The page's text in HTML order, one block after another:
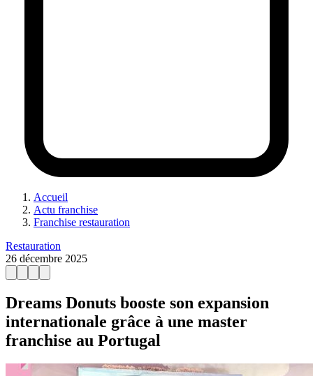
Accueil
Actu franchise
Franchise restauration
Restauration
26 décembre 2025
Dreams Donuts booste son expansion
internationale grâce à une master
franchise au Portugal